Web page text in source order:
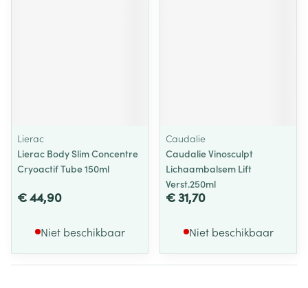
Lierac
Lierac Body Slim Concentre
Cryoactif Tube 150ml
€ 44,90
Niet beschikbaar
Caudalie
Caudalie Vinosculpt
Lichaambalsem Lift
Verst.250ml
€ 31,70
Niet beschikbaar